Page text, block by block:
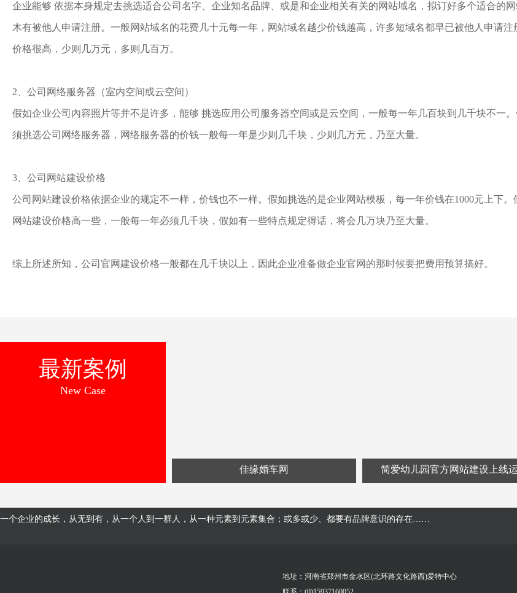
企业能够 依据本身规定去挑选适合公司名字、企业知名品牌、或是和企业相关有关的网站域名，拟订好多个适合的
木有被他人申请注册。一般网站域名的花费几十元每一年，网站域名越少价钱越高，许多短域名都早已被他人申请
价格很高，少则几万元，多则几百万。
2、公司网络服务器（室内空间或云空间）
假如企业公司內容照片等并不是许多，能够 挑选应用公司服务器空间或是云空间，一般每一年几百块到几千块不一
须挑选公司网络服务器，网络服务器的价钱一般每一年是少则几千块，少则几万元，乃至大量。
3、公司网站建设价格
公司网站建设价格依据企业的规定不一样，价钱也不一样。假如挑选的是企业网站模板，每一年价钱在1000元上下
网站建设价格高一些，一般每一年必须几千块，假如有一些特点规定得话，将会几万块乃至大量。
综上所述所知，公司官网建设价格一般都在几千块以上，因此企业准备做企业官网的那时候要把费用预算搞好。
最新案例
New Case
佳缘婚车网 简爱幼儿园官方网站建设上线
一个企业的成长，从无到有，从一个人到一群人，从一种元素到元素集合；或多或少、都要有品牌意识的存在……
地址：河南省郑州市金水区(北环路文化路西)爱特中心